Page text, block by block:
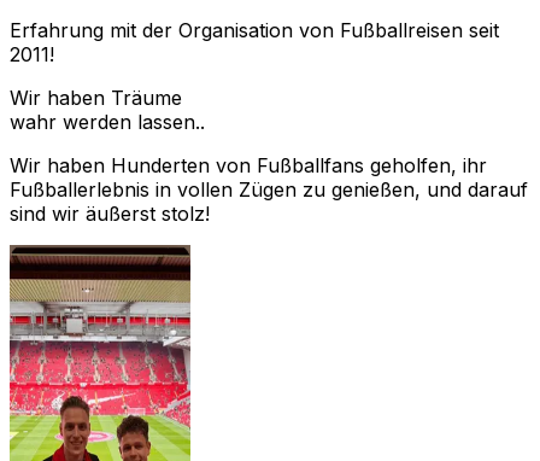
Erfahrung mit der Organisation von Fußballreisen seit
2011!
Wir haben Träume
wahr werden lassen..
Wir haben Hunderten von Fußballfans geholfen, ihr
Fußballerlebnis in vollen Zügen zu genießen, und darauf
sind wir äußerst stolz!